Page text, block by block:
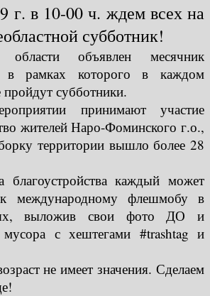
г. в 10-00 ч. ждем всех на
субботник!
объявлен месячник
в рамках которого в каждом
субботники.
принимают участие
жителей Наро-Фоминского г.о.,
территории вышло более 28
каждый может
к международному флешмобу в
выложив свои фото ДО и
с хештегами #trashtag и
не имеет значения. Сделаем